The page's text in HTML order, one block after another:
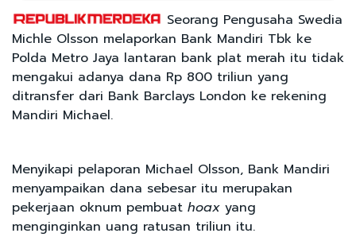
Seorang Pengusaha Swedia
Michle Olsson melaporkan Bank Mandiri Tbk ke
Polda Metro Jaya lantaran bank plat merah itu tidak
mengakui adanya dana Rp 800 triliun yang
ditransfer dari Bank Barclays London ke rekening
Mandiri Michael.
Menyikapi pelaporan Michael Olsson, Bank Mandiri
menyampaikan dana sebesar itu merupakan
pekerjaan oknum pembuat hoax yang
menginginkan uang ratusan triliun itu.